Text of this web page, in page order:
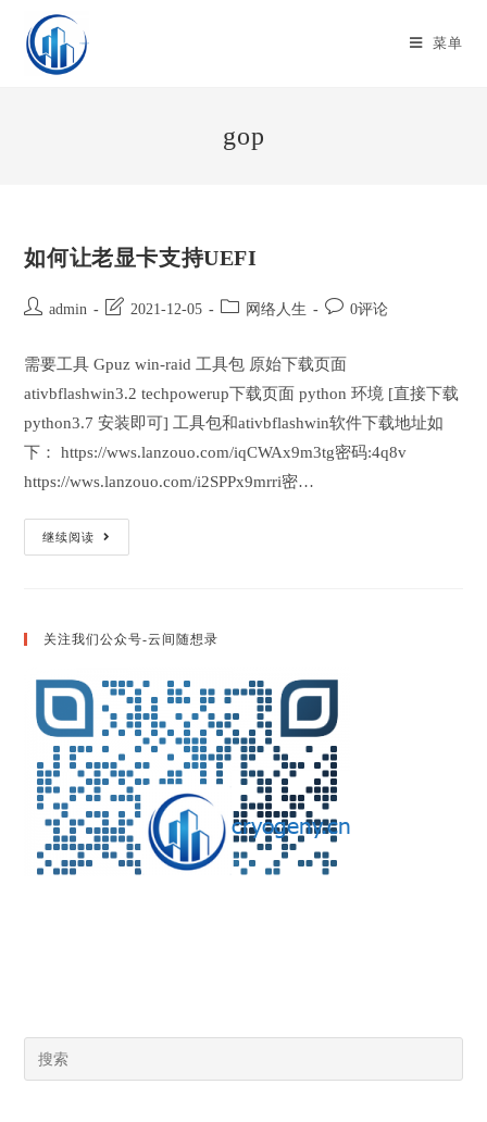
content
菜单
gop
如何让老显卡支持UEFI
Postadmin
Post 2021-12-05
Post 网络人生
Post0评论
需要工具 Gpuz win-raid 工具包 原始下载页面
ativbflashwin3.2 techpowerup下载页面 python 环境 [直接下载
python3.7 安装即可] 工具包和ativbflashwin软件下载地址如
下： https://wws.lanzouo.com/iqCWAx9m3tg密码:4q8v
https://wws.lanzouo.com/i2SPPx9mrri密…
继续阅读
如
何
持
关注我们公众号-云间随想录